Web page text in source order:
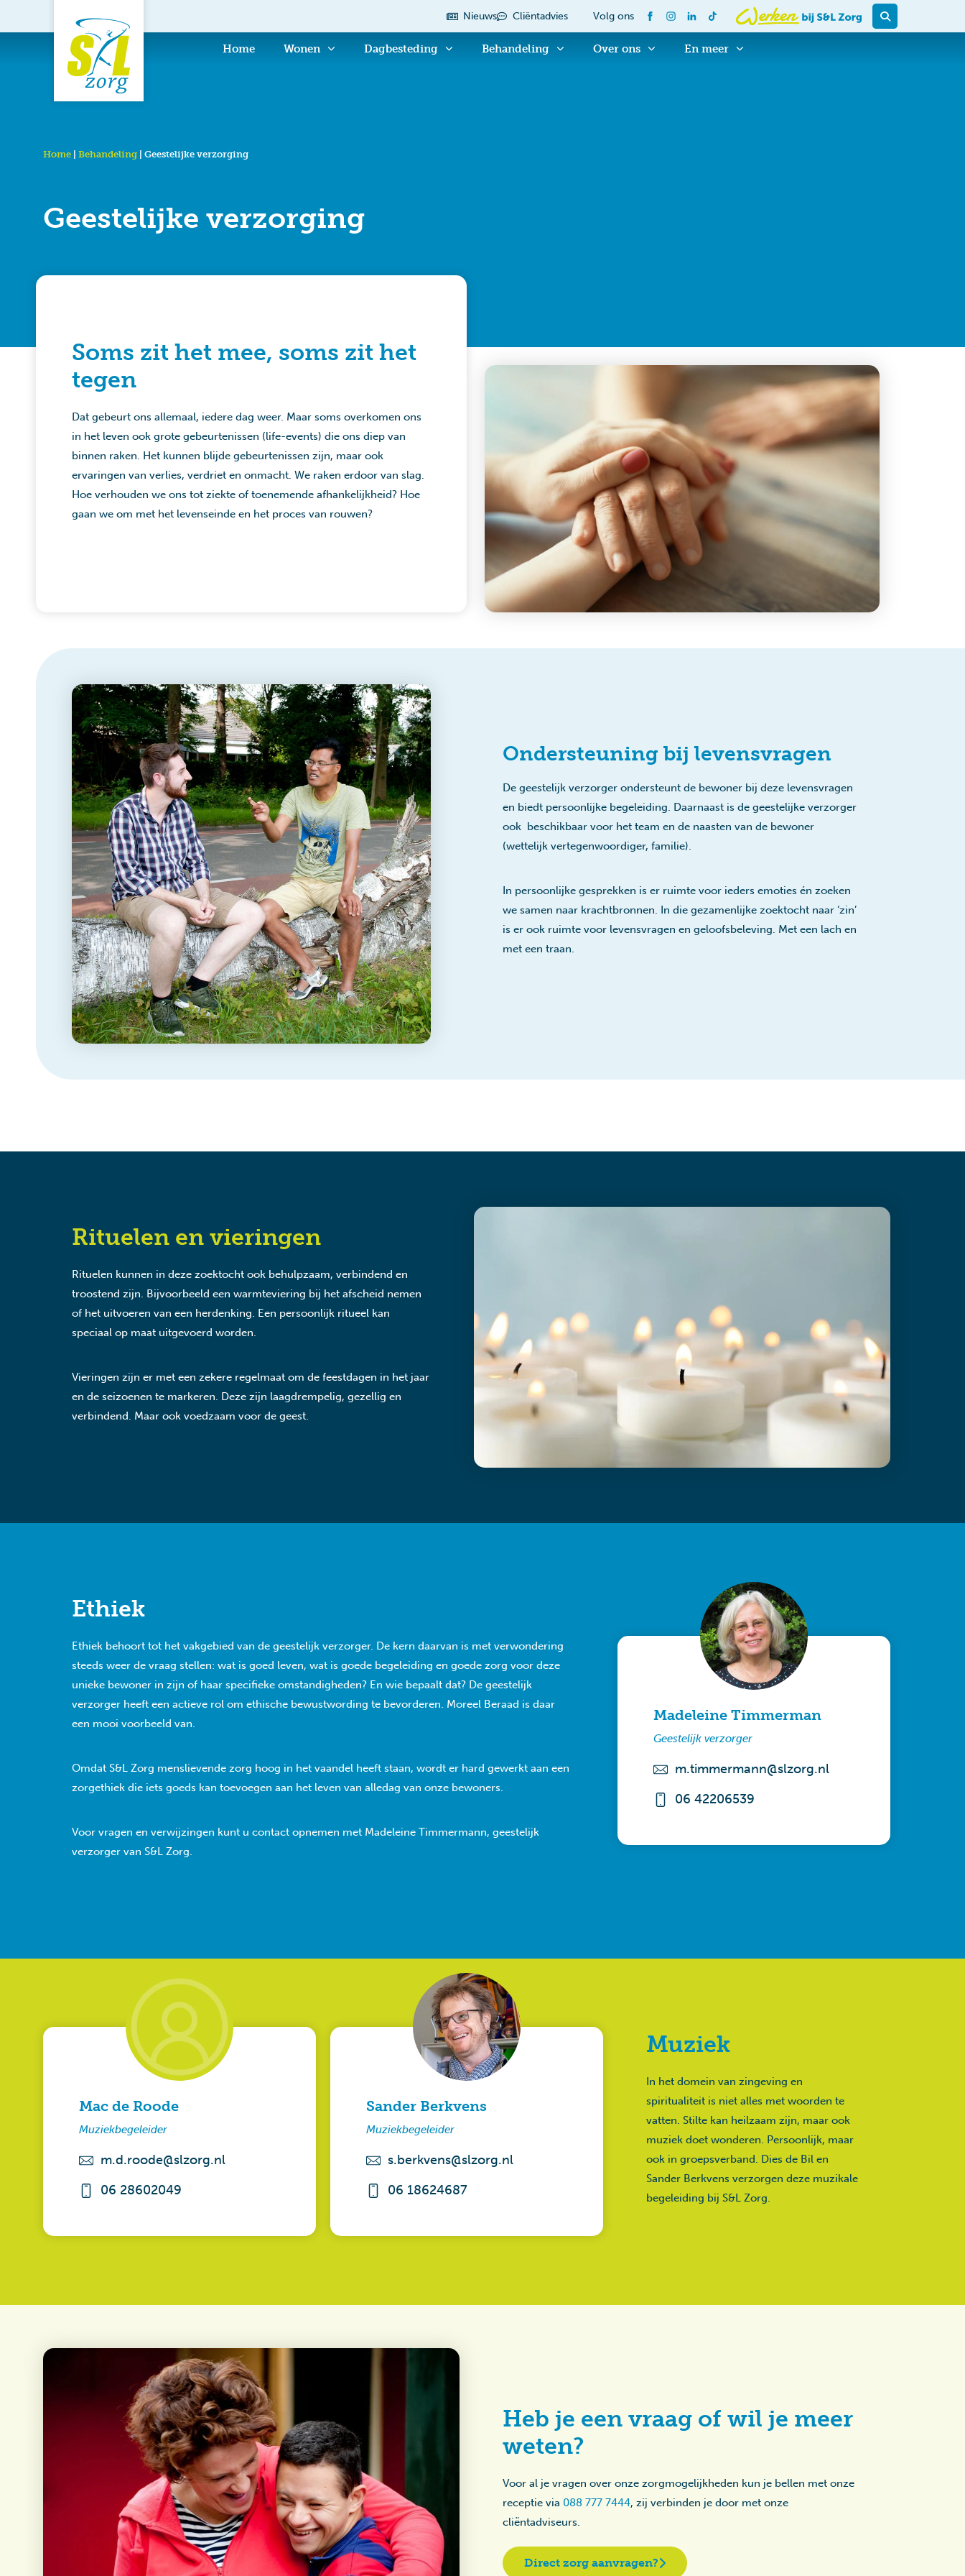
Nieuws Cliëntadvies Volg ons
Home Wonen Dagbesteding Behandeling Over ons En meer
Home Behandeling Geestelijke verzorging
Geestelijke verzorging
Soms zit het mee, soms zit het
tegen
Dat gebeurt ons allemaal, iedere dag weer. Maar soms overkomen ons
in het leven ook grote gebeurtenissen (life-events) die ons diep van
binnen raken. Het kunnen blijde gebeurtenissen zijn, maar ook
ervaringen van verlies, verdriet en onmacht. We raken erdoor van slag.
Hoe verhouden we ons tot ziekte of toenemende afhankelijkheid? Hoe
gaan we om met het levenseinde en het proces van rouwen?
Ondersteuning bij levensvragen
De geestelijk verzorger ondersteunt de bewoner bij deze levensvragen
en biedt persoonlijke begeleiding. Daarnaast is de geestelijke verzorger
ook beschikbaar voor het team en de naasten van de bewoner
(wettelijk vertegenwoordiger, familie).
In persoonlijke gesprekken is er ruimte voor ieders emoties én zoeken
we samen naar krachtbronnen. In die gezamenlijke zoektocht naar ‘zin’
is er ook ruimte voor levensvragen en geloofsbeleving. Met een lach en
met een traan.
Rituelen en vieringen
Rituelen kunnen in deze zoektocht ook behulpzaam, verbindend en
troostend zijn. Bijvoorbeeld een warmteviering bij het afscheid nemen
of het uitvoeren van een herdenking. Een persoonlijk ritueel kan
speciaal op maat uitgevoerd worden.
Vieringen zijn er met een zekere regelmaat om de feestdagen in het jaar
en de seizoenen te markeren. Deze zijn laagdrempelig, gezellig en
verbindend. Maar ook voedzaam voor de geest.
Ethiek
Ethiek behoort tot het vakgebied van de geestelijk verzorger. De kern daarvan is met verwondering
steeds weer de vraag stellen: wat is goed leven, wat is goede begeleiding en goede zorg voor deze
unieke bewoner in zijn of haar specifieke omstandigheden? En wie bepaalt dat? De geestelijk
verzorger heeft een actieve rol om ethische bewustwording te bevorderen. Moreel Beraad is daar
een mooi voorbeeld van.
Omdat S&L Zorg menslievende zorg hoog in het vaandel heeft staan, wordt er hard gewerkt aan een
zorgethiek die iets goeds kan toevoegen aan het leven van alledag van onze bewoners.
Voor vragen en verwijzingen kunt u contact opnemen met Madeleine Timmermann, geestelijk
verzorger van S&L Zorg.
Madeleine Timmerman
Geestelijk verzorger
m.timmermann@slzorg.nl
06 42206539
Mac de Roode
Muziekbegeleider
m.d.roode@slzorg.nl
06 28602049
Sander Berkvens
Muziekbegeleider
s.berkvens@slzorg.nl
06 18624687
Muziek
In het domein van zingeving en
spiritualiteit is niet alles met woorden te
vatten. Stilte kan heilzaam zijn, maar ook
muziek doet wonderen. Persoonlijk, maar
ook in groepsverband. Dies de Bil en
Sander Berkvens verzorgen deze muzikale
begeleiding bij S&L Zorg.
Heb je een vraag of wil je meer
weten?
Voor al je vragen over onze zorgmogelijkheden kun je bellen met onze
receptie via 088 777 7444, zij verbinden je door met onze
cliëntadviseurs.
Direct zorg aanvragen?